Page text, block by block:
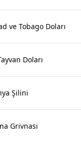
ve Tobago Doları
Doları
Şilini
Grivnası